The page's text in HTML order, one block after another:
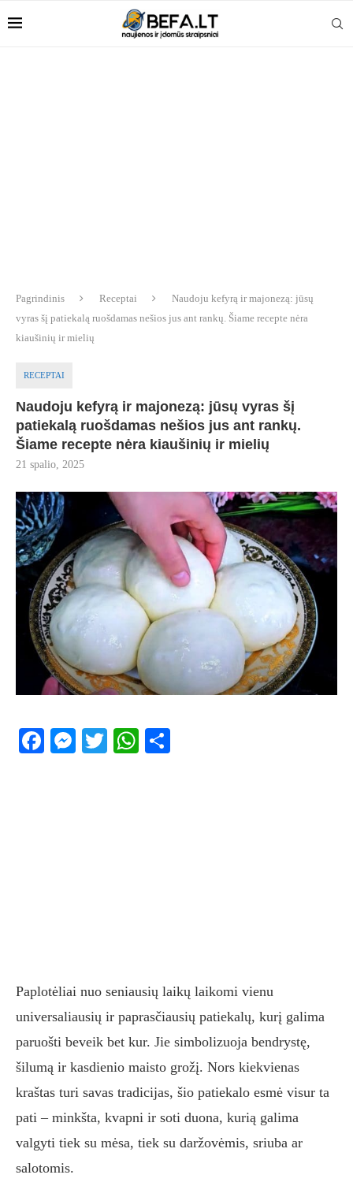
Pagrindinis Receptai
Naudoju kefyrą ir majonezą: jūsų
vyras šį patiekalą ruošdamas nešios jus ant rankų. Šiame recepte nėra
kiaušinių ir mielių
RECEPTAI
Naudoju kefyrą ir majonezą: jūsų vyras šį
patiekalą ruošdamas nešios jus ant rankų.
Šiame recepte nėra kiaušinių ir mielių
21 spalio, 2025
Facebook
Messenger
TwitterWhatsApp
Paplotėliai nuo seniausių laikų laikomi vienu
universaliausių ir paprasčiausių patiekalų, kurį galima
paruošti beveik bet kur. Jie simbolizuoja bendrystę,
šilumą ir kasdienio maisto grožį. Nors kiekvienas
kraštas turi savas tradicijas, šio patiekalo esmė visur ta
pati – minkšta, kvapni ir soti duona, kurią galima
valgyti tiek su mėsa, tiek su daržovėmis, sriuba ar
salotomis.